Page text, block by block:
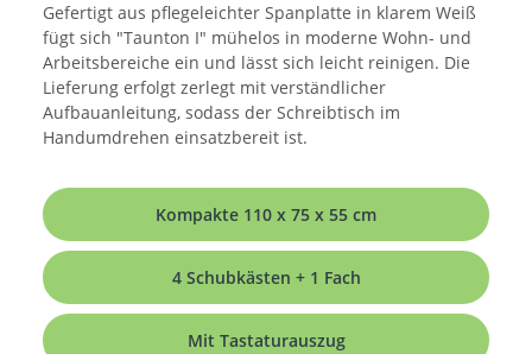
Gefertigt aus pflegeleichter Spanplatte in klarem Weiß
fügt sich "Taunton I" mühelos in moderne Wohn- und
Arbeitsbereiche ein und lässt sich leicht reinigen. Die
Lieferung erfolgt zerlegt mit verständlicher
Aufbauanleitung, sodass der Schreibtisch im
Handumdrehen einsatzbereit ist.
Kompakte 110 x 75 x 55 cm
4 Schubkästen + 1 Fach
Mit Tastaturauszug